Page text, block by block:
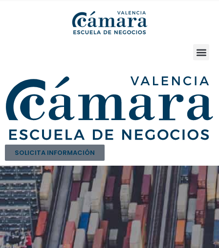
SOLICITA INFORMACIÓN